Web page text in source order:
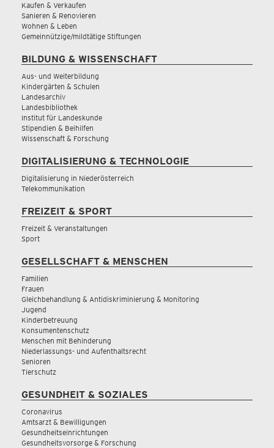
Kaufen & Verkaufen
Sanieren & Renovieren
Wohnen & Leben
Gemeinnützige/mildtätige Stiftungen
BILDUNG & WISSENSCHAFT
Aus- und Weiterbildung
Kindergärten & Schulen
Landesarchiv
Landesbibliothek
Institut für Landeskunde
Stipendien & Beihilfen
Wissenschaft & Forschung
DIGITALISIERUNG & TECHNOLOGIE
Digitalisierung in Niederösterreich
Telekommunikation
FREIZEIT & SPORT
Freizeit & Veranstaltungen
Sport
GESELLSCHAFT & MENSCHEN
Familien
Frauen
Gleichbehandlung & Antidiskriminierung & Monitoring
Jugend
Kinderbetreuung
Konsumentenschutz
Menschen mit Behinderung
Niederlassungs- und Aufenthaltsrecht
Senioren
Tierschutz
GESUNDHEIT & SOZIALES
Coronavirus
Amtsarzt & Bewilligungen
Gesundheitseinrichtungen
Gesundheitsvorsorge & Forschung